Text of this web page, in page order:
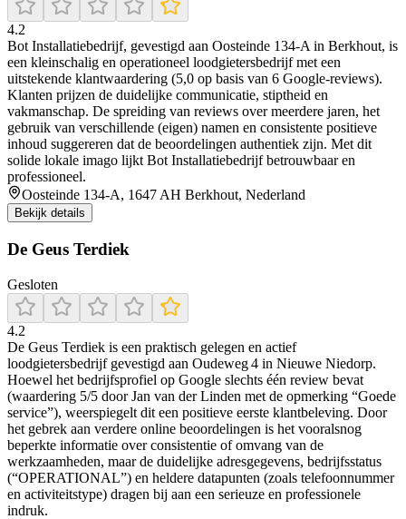
4.2
Bot Installatiebedrijf, gevestigd aan Oosteinde 134‑A in Berkhout, is
een kleinschalig en operationeel loodgietersbedrijf met een
uitstekende klantwaardering (5,0 op basis van 6 Google‑reviews).
Klanten prijzen de duidelijke communicatie, stiptheid en
vakmanschap. De spreiding van reviews over meerdere jaren, het
gebruik van verschillende (eigen) namen en consistente positieve
inhoud suggereren dat de beoordelingen authentiek zijn. Met dit
solide lokale imago lijkt Bot Installatiebedrijf betrouwbaar en
professioneel.
Oosteinde 134-A, 1647 AH Berkhout, Nederland
Bekijk details
De Geus Terdiek
Gesloten
4.2
De Geus Terdiek is een praktisch gelegen en actief
loodgietersbedrijf gevestigd aan Oudeweg 4 in Nieuwe Niedorp.
Hoewel het bedrijfsprofiel op Google slechts één review bevat
(waardering 5/5 door Jan van der Linden met de opmerking “Goede
service”), weerspiegelt dit een positieve eerste klantbeleving. Door
het gebrek aan verdere online beoordelingen is het vooralsnog
beperkte informatie over consistentie of omvang van de
werkzaamheden, maar de duidelijke adresgegevens, bedrijfsstatus
(“OPERATIONAL”) en heldere datapunten (zoals telefoonnummer
en activiteitstype) dragen bij aan een serieuze en professionele
indruk.